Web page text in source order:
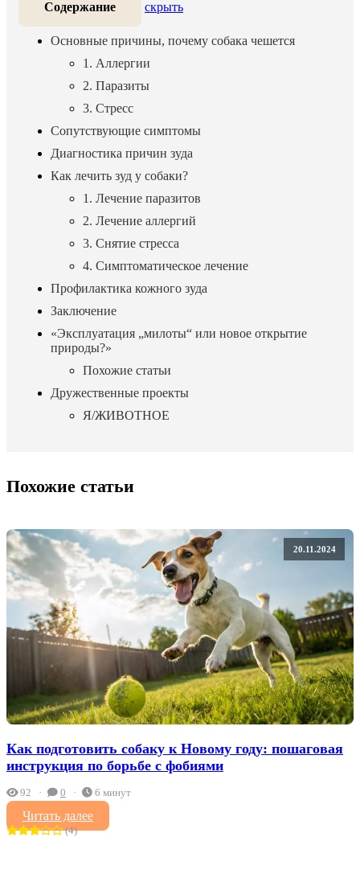
Содержание скрыть
Основные причины, почему собака чешется
1. Аллергии
2. Паразиты
3. Стресс
Сопутствующие симптомы
Диагностика причин зуда
Как лечить зуд у собаки?
1. Лечение паразитов
2. Лечение аллергий
3. Снятие стресса
4. Симптоматическое лечение
Профилактика кожного зуда
Заключение
«Эксплуатация „милоты“ или новое открытие
природы?»
Похожие статьи
Дружественные проекты
Я/ЖИВОТНОЕ
Похожие статьи
20.11.2024
Как подготовить собаку к Новому году: пошаговая
инструкция по борьбе с фобиями
92 0 6 минут
Читать далее
(4)